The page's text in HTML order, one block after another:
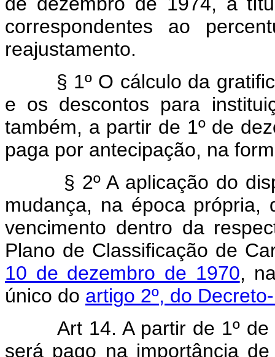
correspondentes ao
reajustamento.
§ 1º O cálculo da
e os descontos para
também, a partir de 1º de
paga por antecipação, na
§ 2º A aplicação do
mudança, na época
vencimento dentro da
Plano de Classificação de
10 de dezembro de 1970,
único do artigo 2º, do
Art 14. A partir de 1º
será pago na importância